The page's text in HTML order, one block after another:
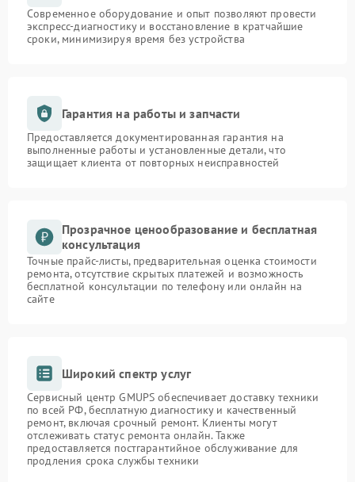
Современное оборудование и опыт позволяют провести
экспресс-диагностику и восстановление в кратчайшие
сроки, минимизируя время без устройства
Гарантия на работы и запчасти
Предоставляется документированная гарантия на
выполненные работы и установленные детали, что
защищает клиента от повторных неисправностей
Прозрачное ценообразование и бесплатная
консультация
Точные прайс-листы, предварительная оценка стоимости
ремонта, отсутствие скрытых платежей и возможность
бесплатной консультации по телефону или онлайн на
сайте
Широкий спектр услуг
Сервисный центр GMUPS обеспечивает доставку техники
по всей РФ, бесплатную диагностику и качественный
ремонт, включая срочный ремонт. Клиенты могут
отслеживать статус ремонта онлайн. Также
предоставляется постгарантийное обслуживание для
продления срока службы техники